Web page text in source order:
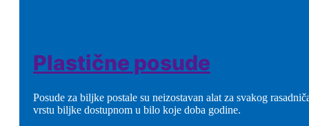
Plastične posude
Posude za biljke postale su neizostavan alat za svakog
vrstu biljke dostupnom u bilo koje doba godine.